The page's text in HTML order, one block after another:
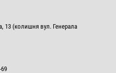
13 (колишня вул. Генерала